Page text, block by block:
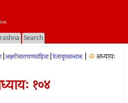
Search
लक्ष्मीनारायणसंहिता त्रेतायुगसन्तानः
अध्यायः
१०४